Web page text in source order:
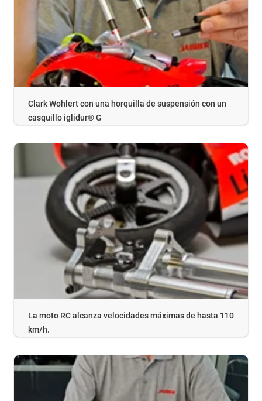
Clark Wohlert con una horquilla de suspensión con un
casquillo iglidur® G
La moto RC alcanza velocidades máximas de hasta 110
km/h.